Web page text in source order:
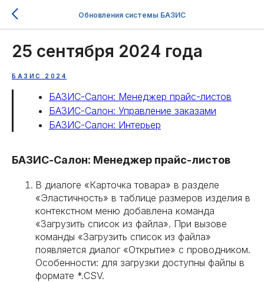
Обновления системы БАЗИС
25 сентября 2024 года
БАЗИС 2024
БАЗИС-Салон: Менеджер прайс-листов
БАЗИС-Салон: Управление заказами
БАЗИС-Салон: Интерьер
БАЗИС-Салон: Менеджер прайс-листов
В диалоге «Карточка товара» в разделе
«Эластичность» в таблице размеров изделия в
контекстном меню добавлена команда
«Загрузить список из файла». При вызове
команды «Загрузить список из файла»
появляется диалог «Открытие» с проводником.
Особенности: для загрузки доступны файлы в
формате *.CSV.